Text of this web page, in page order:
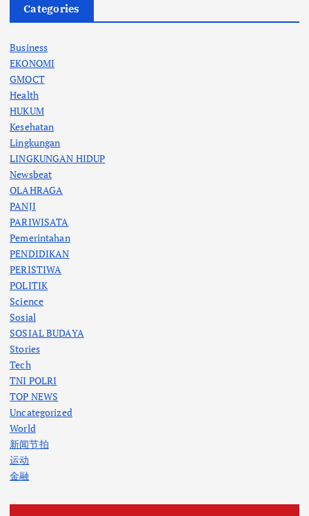
Categories
Business
EKONOMI
GMOCT
Health
HUKUM
Kesehatan
Lingkungan
LINGKUNGAN HIDUP
Newsbeat
OLAHRAGA
PANJI
PARIWISATA
Pemerintahan
PENDIDIKAN
PERISTIWA
POLITIK
Science
Sosial
SOSIAL BUDAYA
Stories
Tech
TNI POLRI
TOP NEWS
Uncategorized
World
新闻节拍
运动
金融